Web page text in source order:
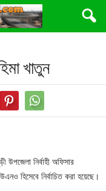
খাতুন
উপজেলা নির্বাহী অফিসার
হিসেবে নির্বাচিত করা হয়েছে।